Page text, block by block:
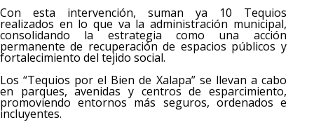
Con esta intervención, suman ya 10 Tequios
realizados en lo que va la administración municipal,
consolidando la estrategia como una acción
permanente de recuperación de espacios públicos y
fortalecimiento del tejido social.
Los “Tequios por el Bien de Xalapa” se llevan a cabo
en parques, avenidas y centros de esparcimiento,
promoviendo entornos más seguros, ordenados e
incluyentes.